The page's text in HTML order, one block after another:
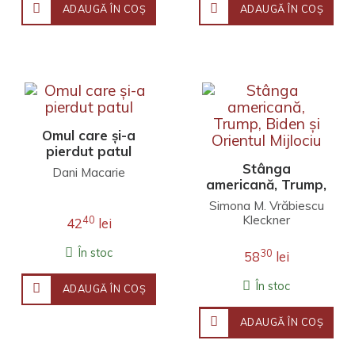
ADAUGĂ ÎN COŞ ADAUGĂ ÎN COŞ
Omul care și-a
pierdut patul
Dani Macarie
4240 lei
În stoc
ADAUGĂ ÎN COŞ
Stânga
americană, Trump,
Biden și Orientul
Mijlociu
Simona M. Vrăbiescu
Kleckner
5830 lei
În stoc
ADAUGĂ ÎN COŞ